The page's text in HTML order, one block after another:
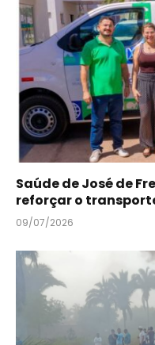
Saúde de José de
reforçar o
09/07/2026